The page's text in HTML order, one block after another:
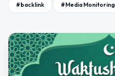
#backlink #Media Monitoring